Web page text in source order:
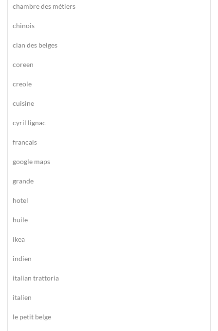
chambre des métiers
chinois
clan des belges
coreen
creole
cuisine
cyril lignac
francais
google maps
grande
hotel
huile
ikea
indien
italian trattoria
italien
le petit belge